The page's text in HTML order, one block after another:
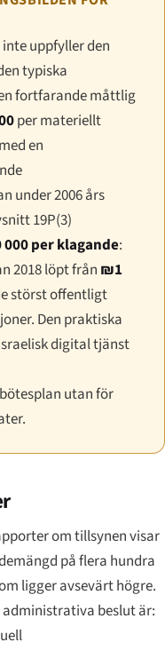
uppfyller den
typiska
fortfarande måttlig
per materiellt
en
under 2006 års
19P(3)
per klagande:
2018 löpt från ₪1
störst offentligt
Den praktiska
digital tjänst
utan för
om tillsynen visar
på flera hundra
ligger avsevärt högre.
beslut är: